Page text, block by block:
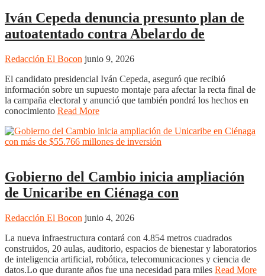
Iván Cepeda denuncia presunto plan de
autoatentado contra Abelardo de
Redacción El Bocon junio 9, 2026
El candidato presidencial Iván Cepeda, aseguró que recibió
información sobre un supuesto montaje para afectar la recta final de
la campaña electoral y anunció que también pondrá los hechos en
conocimiento Read More
Gobierno del Cambio inicia ampliación
de Unicaribe en Ciénaga con
Redacción El Bocon junio 4, 2026
La nueva infraestructura contará con 4.854 metros cuadrados
construidos, 20 aulas, auditorio, espacios de bienestar y laboratorios
de inteligencia artificial, robótica, telecomunicaciones y ciencia de
datos.Lo que durante años fue una necesidad para miles Read More